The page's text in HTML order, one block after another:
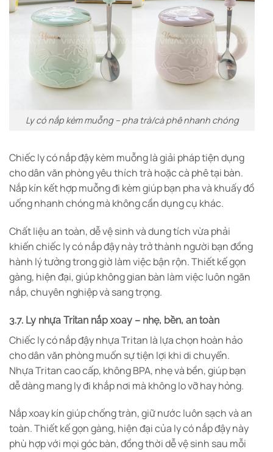
Ly có nắp kèm muỗng – pha trà/cà phê nhanh chóng
Chiếc ly có nắp đậy kèm muỗng là giải pháp tiện dụng
cho dân văn phòng yêu thích trà hoặc cà phê tại bàn.
Nắp kín kết hợp muỗng đi kèm giúp bạn pha và khuấy đồ
uống nhanh chóng mà không cần dụng cụ khác.
Chất liệu an toàn, dễ vệ sinh và dung tích vừa phải
khiến chiếc ly có nắp đậy này trở thành người bạn đồng
hành lý tưởng trong giờ làm việc bận rộn. Thiết kế gọn
gàng, hiện đại, giúp không gian bàn làm việc luôn ngăn
nắp, chuyên nghiệp và sang trọng.
3.7. Ly nhựa Tritan nắp xoay – nhẹ, bền, an toàn
Chiếc ly có nắp đậy nhựa Tritan là lựa chọn hoàn hảo
cho dân văn phòng muốn sự tiện lợi khi di chuyển.
Nhựa Tritan cao cấp, không BPA, nhẹ và bền, giúp bạn
dễ dàng mang ly đi khắp nơi mà không lo vỡ hay hỏng.
Nắp xoay kín giúp chống tràn, giữ nước luôn sạch và an
toàn. Thiết kế gọn gàng, hiện đại của ly có nắp đậy này
phù hợp với mọi góc bàn, đồng thời dễ vệ sinh sau mỗi